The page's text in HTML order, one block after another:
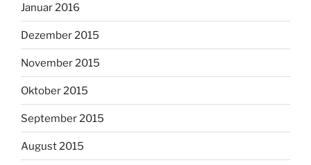
Januar 2016
Dezember 2015
November 2015
Oktober 2015
September 2015
August 2015